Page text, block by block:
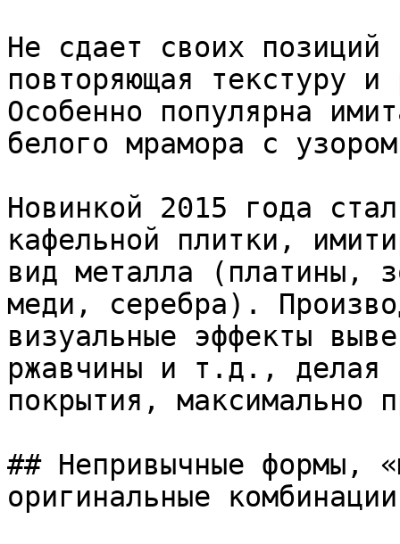
Не сдает своих позиций
повторяющая текстуру
Особенно популярна
белого мрамора с
Новинкой 2015 года
кафельной плитки,
вид металла (платины,
меди, серебра).
визуальные эффекты
ржавчины и т.д., делая
покрытия, максимально
## Непривычные формы,
оригинальные комбинации